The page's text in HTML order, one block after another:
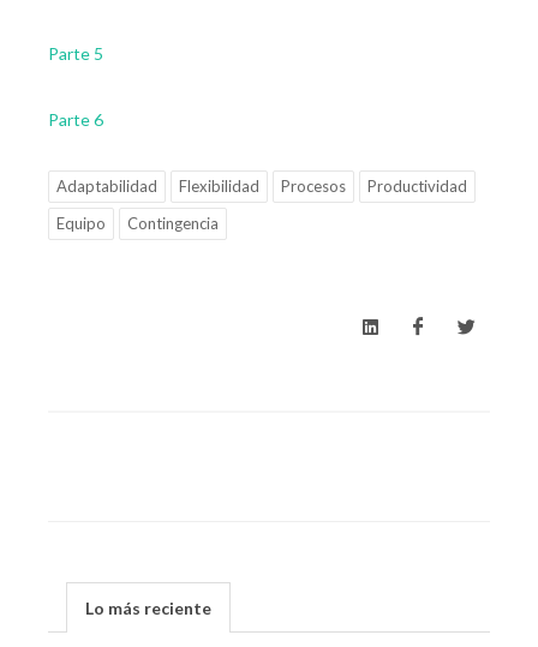
Parte 5
Parte 6
Adaptabilidad Flexibilidad Procesos
Productividad
Equipo
Contingencia
Lo más reciente